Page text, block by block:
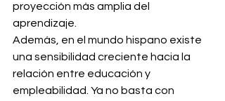
proyección más amplia del
aprendizaje.
Además, en el mundo hispano existe
una sensibilidad creciente hacia la
relación entre educación y
empleabilidad. Ya no basta con